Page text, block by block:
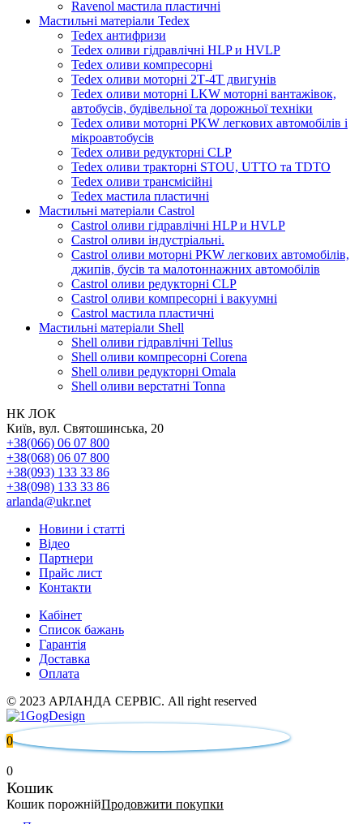
Ravenol мастила пластичні
Мастильні матеріали Tedex
Tedex антифризи
Tedex оливи гідравлічні HLP и HVLP
Tedex оливи компресорні
Tedex оливи моторні 2Т-4Т двигунів
Tedex оливи моторні LKW моторні вантажівок,
автобусів, будівельної та дорожньої техніки
Tedex оливи моторні PKW легкових автомобілів і
мікроавтобусів
Tedex оливи редукторні CLP
Tedex оливи тракторні STOU, UTTO та TDTO
Tedex оливи трансмісійні
Tedex мастила пластичні
Мастильні матеріали Castrol
Castrol оливи гідравлічні HLP и HVLP
Castrol оливи індустріальні.
Castrol оливи моторні PKW легкових автомобілів,
джипів, бусів та малотоннажних автомобілів
Castrol оливи редукторні CLP
Castrol оливи компресорні і вакуумні
Castrol мастила пластичні
Мастильні матеріали Shell
Shell оливи гідравлічні Tellus
Shell оливи компресорні Corena
Shell оливи редукторні Omala
Shell оливи верстатні Tonna
НК ЛОК
Київ, вул. Святошинська, 20
+38(066) 06 07 800
+38(068) 06 07 800
+38(093) 133 33 86
+38(098) 133 33 86
arlanda@ukr.net
Новини і статті
Відео
Партнери
Прайс лист
Контакти
Кабінет
Список бажань
Гарантія
Доставка
Оплата
© 2023 АРЛАНДА СЕРВІС. All right reserved
0
0
Кошик
Кошик порожнійПродовжити покупки